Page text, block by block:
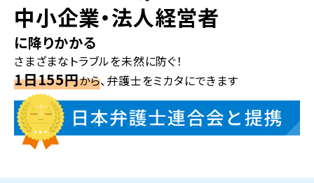
中小企業・法人経営者
に降りかかる
さまざまなトラブルを未然に防ぐ！
1日155円から、弁護士をミカタにできます